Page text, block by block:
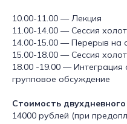
10.00-11.00 — Лекция
11.00-14.00 — Сессия
14.00-15.00 — Перерыв на
15.00-18.00 — Сессия
18.00 -19.00 —
групповое обсуждение
Стоимость
14000 рублей (при